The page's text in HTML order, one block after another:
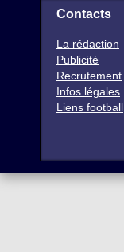
Contacts
La rédaction
Publicité
Recrutement
Infos légales
Liens football